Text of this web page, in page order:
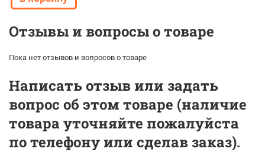
Отзывы и вопросы о товаре
Пока нет отзывов и вопросов о товаре
Написать отзыв или задать
вопрос об этом товаре (наличие
товара уточняйте пожалуйста
по телефону или сделав заказ).